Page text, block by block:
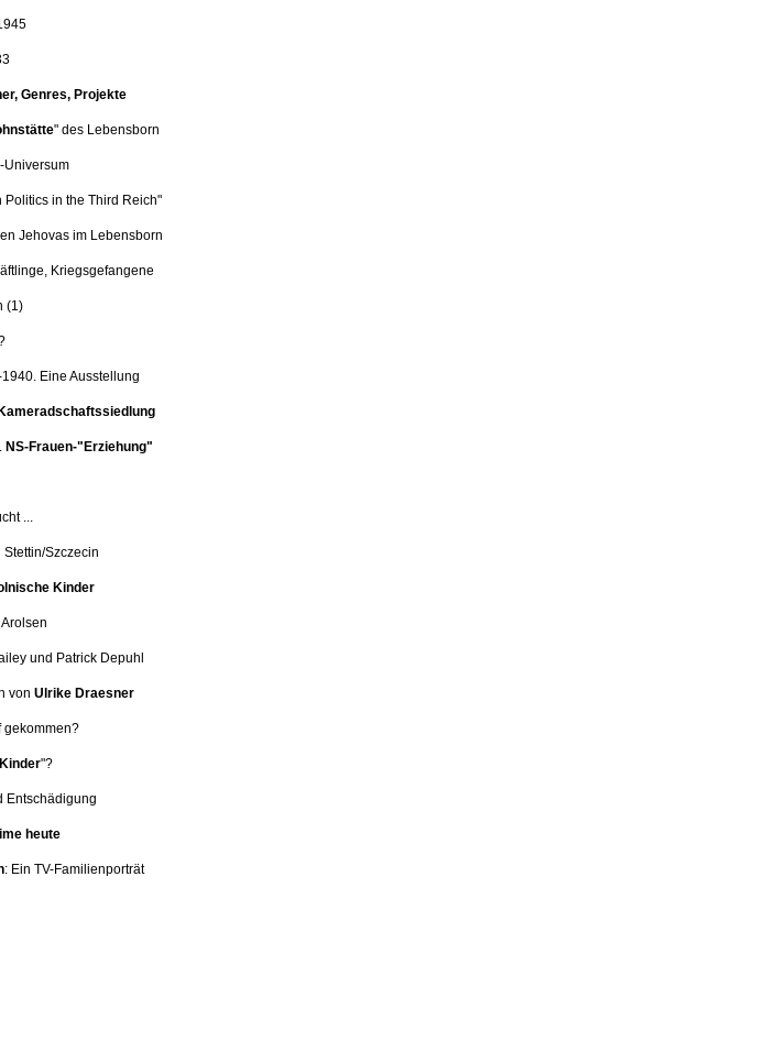
Genres, Projekte
" des Lebensborn
Universum
Politics in the Third Reich"
Jehovas im Lebensborn
Kriegsgefangene
(1)
Eine Ausstellung
NS-Frauen-"Erziehung"
...
Stettin/Szczecin
Kinder
und Patrick Depuhl
von Ulrike Draesner
gekommen?
"?
Entschädigung
heute
: Ein TV-Familienporträt